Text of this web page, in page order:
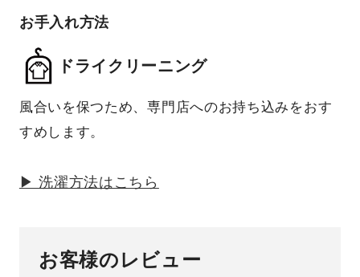
お手入れ方法
ドライクリーニング
風合いを保つため、専門店へのお持ち込みをおす
すめします。
▶ 洗濯方法はこちら
お客様のレビュー